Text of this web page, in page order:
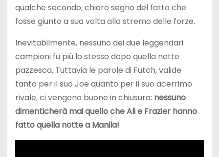
qualche secondo, chiaro segno del fatto che
fosse giunto a sua volta allo stremo delle forze.
Inevitabilmente, nessuno dei due leggendari
campioni fu più lo stesso dopo quella notte
pazzesca. Tuttavia le parole di Futch, valide
tanto per il suo Joe quanto per il suo acerrimo
rivale, ci vengono buone in chiusura: nessuno
dimenticherà mai quello che Ali e Frazier hanno
fatto quella notte a Manila!